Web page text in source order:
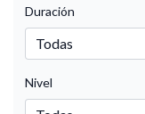
Duración
Nivel